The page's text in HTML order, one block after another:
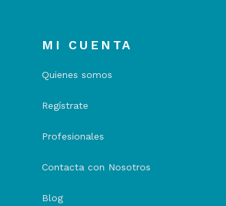
MI CUENTA
Quienes somos
Regístrate
Profesionales
Contacta con Nosotros
Blog